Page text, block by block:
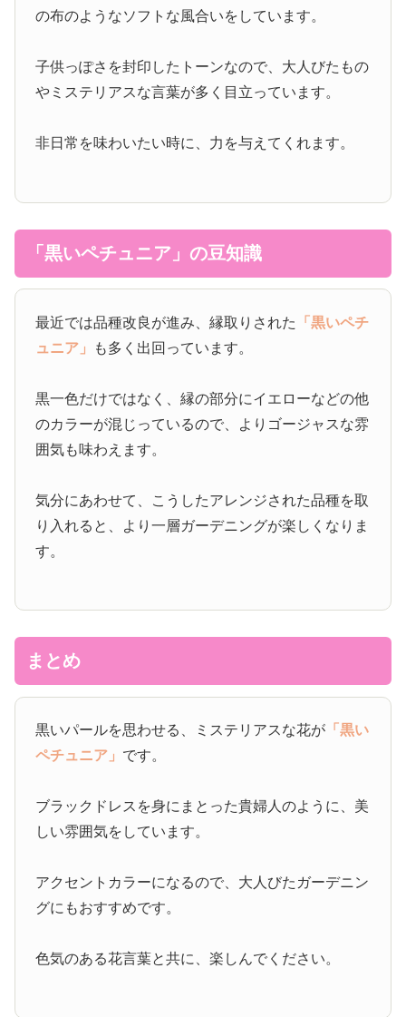
の布のようなソフトな風合いをしています。
子供っぽさを封印したトーンなので、大人びたもの
やミステリアスな言葉が多く目立っています。
非日常を味わいたい時に、力を与えてくれます。
「黒いペチュニア」の豆知識
最近では品種改良が進み、縁取りされた
「黒いペチ
ュニア」
も多く出回っています。
黒一色だけではなく、縁の部分にイエローなどの他
のカラーが混じっているので、よりゴージャスな雰
囲気も味わえます。
気分にあわせて、こうしたアレンジされた品種を取
り入れると、より一層ガーデニングが楽しくなりま
す。
まとめ
黒いパールを思わせる、ミステリアスな花が 「黒い
ペチュニア」 です。
ブラックドレスを身にまとった貴婦人のように、美
しい雰囲気をしています。
アクセントカラーになるので、大人びたガーデニン
グにもおすすめです。
色気のある花言葉と共に、楽しんでください。